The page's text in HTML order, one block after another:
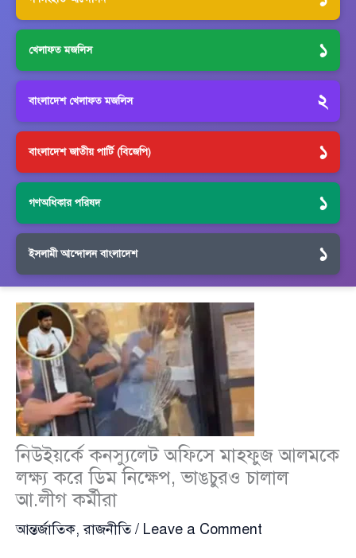
খেলাফত মজলিস ১
বাংলাদেশ খেলাফত মজলিস ২
বাংলাদেশ জাতীয় পার্টি (বিজেপি) ১
গণঅধিকার পরিষদ ১
ইসলামী আন্দোলন বাংলাদেশ ১
নিউইয়র্কে কনস্যুলেট অফিসে মাহফুজ আলমকে
লক্ষ্য করে ডিম নিক্ষেপ, ভাঙচুরও চালাল
আ.লীগ কর্মীরা
আন্তর্জাতিক,রাজনীতি/ Leave a Comment